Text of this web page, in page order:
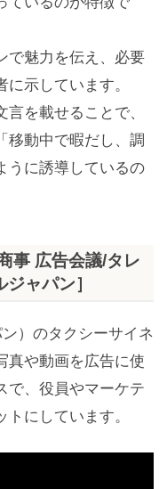
で魅力を伝え、必要
示しています。
を載せることで、
移動中で暇だし、調
うに誘導しているの
事 広告会議/タレ
ャパン］
）のタクシーサイネ
真や動画を広告に使
で、役員やマーケテ
にしています。